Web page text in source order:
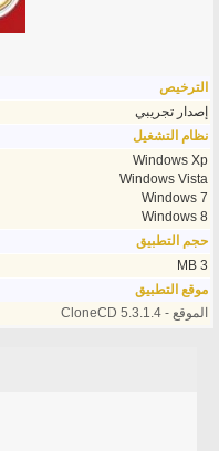
الترخيص
إصدار تجريبي
نظام التشغيل
Windows Xp
Windows Vista
Windows 7
Windows 8
حجم التطبيق
3 MB
موقع التطبيق
الموقع - CloneCD 5.3.1.4